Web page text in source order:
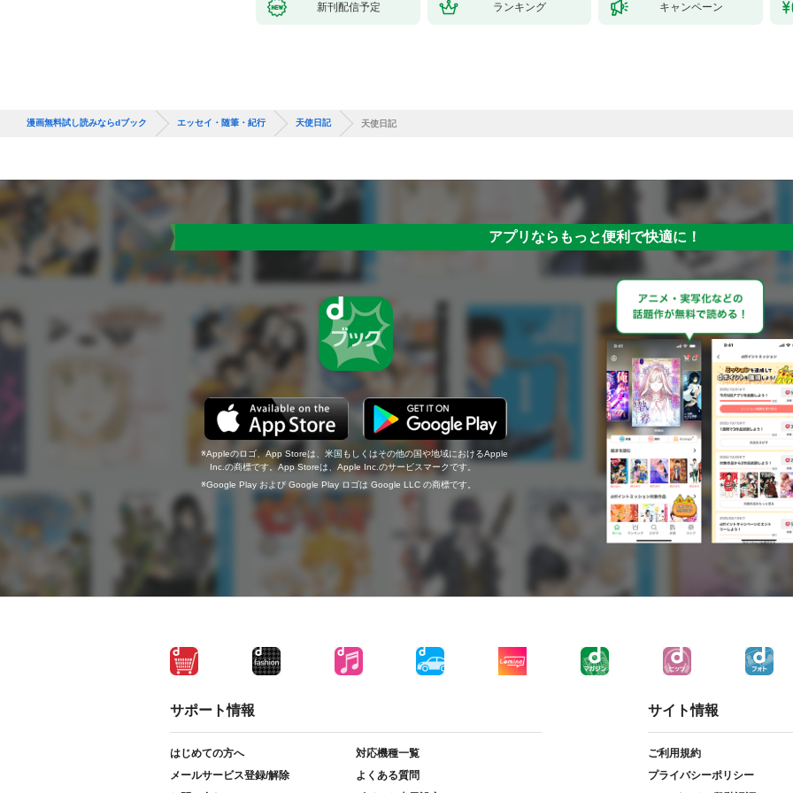
新刊配信予定 ランキング キャンペーン
漫画無料試し読みならdブック エッセイ・随筆・紀行 天使日記 天使日記
アプリならもっと便利で快適に！
Appleのロゴ、App Storeは、米国もしくはその他の国や地域におけるApple
Inc.の商標です。App Storeは、Apple Inc.のサービスマークです。
Google Play および Google Play ロゴは Google LLC の商標です。
サポート情報
はじめての方へ
対応機種一覧
メールサービス登録/解除
よくある質問
サイト情報
ご利用規約
プライバシーポリシー